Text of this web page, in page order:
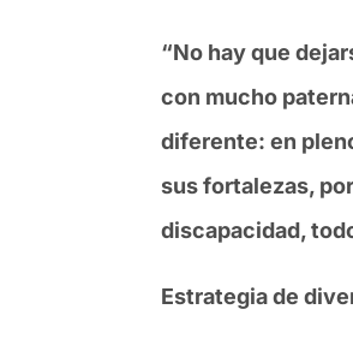
“No hay que
con mucho
diferente: en
sus fortalezas,
discapacidad,
Estrategia de